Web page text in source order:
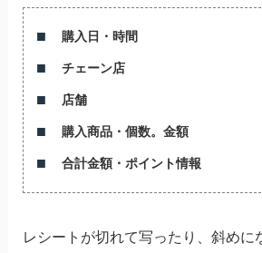
購入日・時間
チェーン店
店舗
購入商品・個数。金額
合計金額・ポイント情報
レシートが切れて写ったり、斜めに